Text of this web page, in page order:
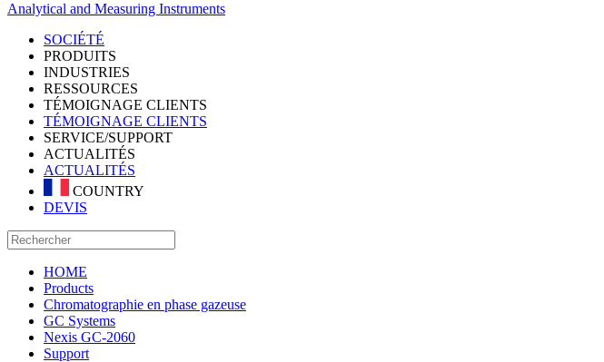
Analytical and Measuring Instruments
SOCIÉTÉ
PRODUITS
INDUSTRIES
RESSOURCES
TÉMOIGNAGE CLIENTS
TÉMOIGNAGE CLIENTS
SERVICE/SUPPORT
ACTUALITÉS
ACTUALITÉS
COUNTRY
DEVIS
HOME
Products
Chromatographie en phase gazeuse
GC Systems
Nexis GC-2060
Support